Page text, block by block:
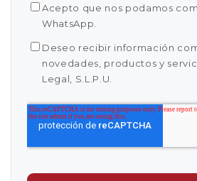
Acepto que nos podamos
WhatsApp.
Deseo recibir información
novedades, productos y
Legal, S.L.P.U.